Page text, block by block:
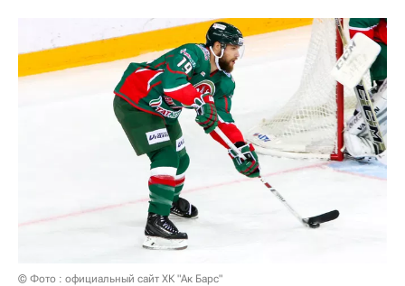
© Фото : официальный сайт ХК "Ак Барс"